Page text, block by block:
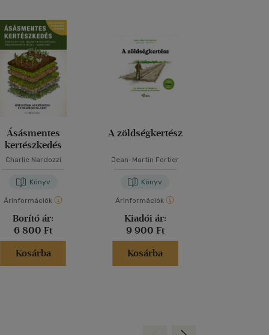
Ásásmentes
kertészkedés
Charlie Nardozzi
Könyv
Árinformációk
Borító ár:
6 800 Ft
Kosárba
A zöldségkertész
Jean-Martin Fortier
Könyv
Árinformációk
Kiadói ár:
9 900 Ft
Kosárba